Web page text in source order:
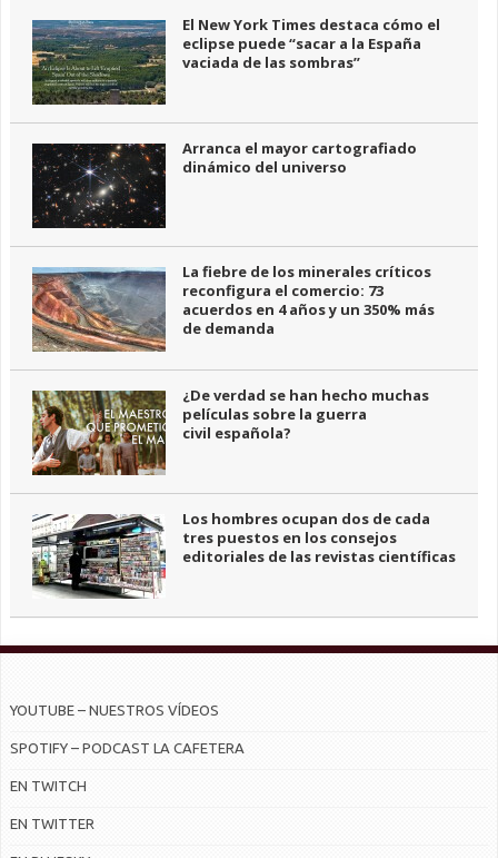
El New York Times destaca cómo el
eclipse puede “sacar a la España
vaciada de las sombras”
Arranca el mayor cartografiado
dinámico del universo
La fiebre de los minerales críticos
reconfigura el comercio: 73
acuerdos en 4 años y un 350% más
de demanda
¿De verdad se han hecho muchas
películas sobre la guerra
civil española?
Los hombres ocupan dos de cada
tres puestos en los consejos
editoriales de las revistas científicas
YOUTUBE – NUESTROS VÍDEOS
SPOTIFY – PODCAST LA CAFETERA
EN TWITCH
EN TWITTER